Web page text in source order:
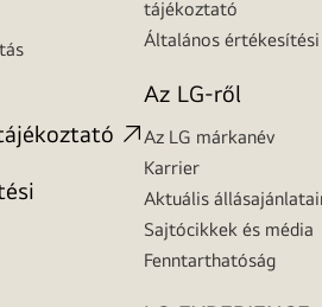
tájékoztató
Általános
Az LG-ről
Az LG márkanév
Karrier
Aktuális
Sajtócikkek és média
Fenntarthatóság